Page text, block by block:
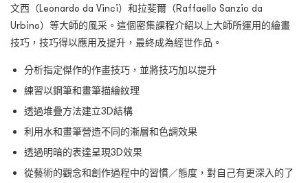
文西（Leonardo da Vinci）和拉斐爾（Raffaello Sanzio da
Urbino）等大師的風采。這個密集課程介紹以上大師所運用的繪畫
技巧，技巧得以應用及提升，最終成為經世作品。
分析指定傑作的作畫技巧，並將技巧加以提升
練習以鋼筆和畫筆描繪紋理
透過堆疊方法建立3D結構
利用水和畫筆營造不同的漸層和色調效果
透過明暗的表達呈現3D效果
從藝術的觀念和創作過程中的習慣／態度，對自己有更深入的了